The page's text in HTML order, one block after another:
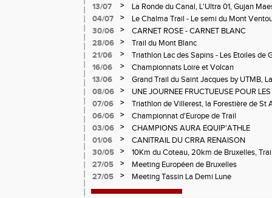
13/07
>
La Ronde du Canal, L'Ultra 01, Gujan
04/07
>
Le Chalma Trail - Le semi du Mont
Cublize - Les Passerelles de Monteynard
Pralognon La Vanoise
30/06 >
CARNET ROSE - CARNET BLANC
28/06
>
Trail du Mont Blanc
21/06
>
Triathlon Lac des Sapins - Les Etoiles de
16/06
>
Championnats Loire et Volcan
13/06
>
Grand Trail du Saint Jacques by UTMB,
d'Andrézieux-Bouthéon
08/06 >
UNE JOURNEE FRUCTUEUSE POUR
CHAMPIONNATS DE LA LOIRE A
07/06 >
Triathlon de Villerest, la Forestière de St
Circuit de la Sure, Tour du Pays Roannais
06/06 >
Championnat d'Europe de Trail
03/06
>
CHAMPIONS AURA EQUIP'ATHLE
01/06
>
CANITRAIL DU CRRA RENAISON
30/05
>
10Km du Coteau, 20km de Bruxelles,
Pilatrail
27/05 >
Meeting Européen de Bruxelles
27/05
> Meeting Tassin La Demi Lune